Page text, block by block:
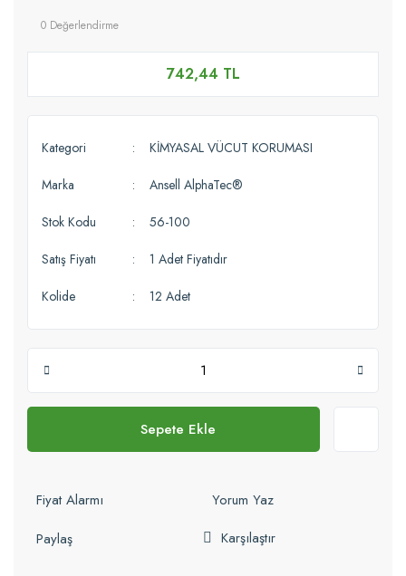
0 Değerlendirme
742,44 TL
Kategori KİMYASAL VÜCUT KORUMASI
Marka Ansell AlphaTec®
Stok Kodu 56-100
Satış Fiyatı 1 Adet Fiyatıdır
Kolide 12 Adet
Sepete Ekle
Fiyat Alarmı
Yorum Yaz
Paylaş
Karşılaştır